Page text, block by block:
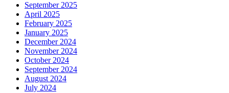
September 2025
April 2025
February 2025
January 2025
December 2024
November 2024
October 2024
September 2024
August 2024
July 2024